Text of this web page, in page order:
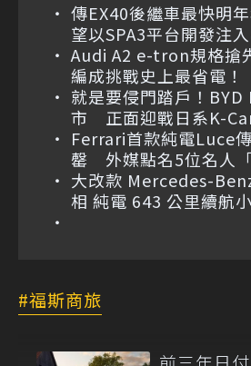
傳EX40後繼車最快明
望以SPA3平台開發注
Audi A2 e-tron規格搶
編成挑戰史上最省電！
就是要侵門踏戶！BYD
市 正面迎戰日系K-
Ferrari首款純電Luce
罄 外媒點名5位名人「
大改款 Mercedes-
相 純電 643 公里續航
福斯商旅